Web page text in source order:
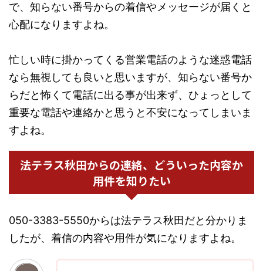
で、知らない番号からの着信やメッセージが届くと
心配になりますよね。
忙しい時に掛かってくる営業電話のような迷惑電話
なら無視しても良いと思いますが、知らない番号か
らだと怖くて電話に出る事が出来ず、ひょっとして
重要な電話や連絡かと思うと不安になってしまいま
すよね。
法テラス秋田からの連絡、どういった内容か
用件を知りたい
050-3383-5550からは法テラス秋田だと分かりま
したが、着信の内容や用件が気になりますよね。